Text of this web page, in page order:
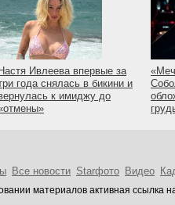
Настя Ивлеева впервые за
года снялась в бикини и
к имиджу до
Все новости Starфото Видео
материалов активная ссылка